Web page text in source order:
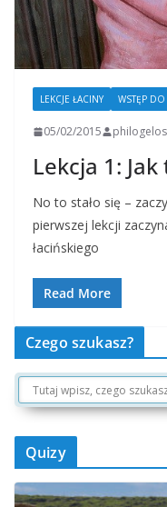
LEKCJE ŁACINY WSTĘP
05/02/2015 philogelos
Lekcja 1:
No to stało się –
pierwszej lekcji
łacińskiego
Read More
Czego szukasz?
Quizy